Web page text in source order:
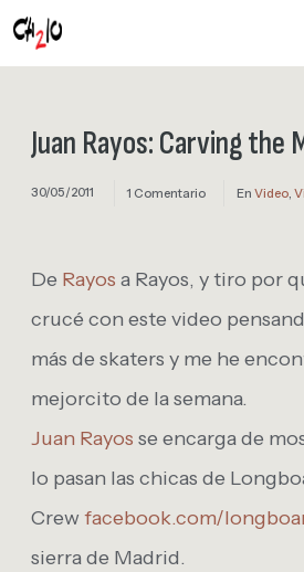
Juan Rayos: Carving the
30/05/2011 1 Comentario En Video,
De Rayos a Rayos, y tiro por
crucé con este video
más de skaters y me he
mejorcito de la semana.
Juan Rayos se encarga de
lo pasan las chicas de
Crew facebook.com/​
sierra de Madrid.